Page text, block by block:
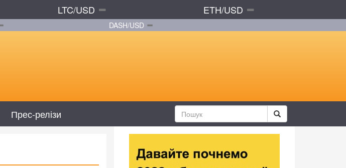
LTC/USD ETH/USD
DASH/USD
Прес-релізи